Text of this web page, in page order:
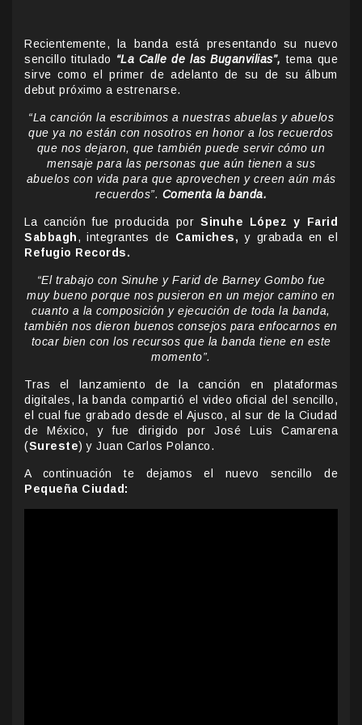
Recientemente, la banda está presentando su nuevo
sencillo titulado “La Calle de las Buganvilias”, tema que
sirve como el primer de adelanto de su de su álbum
debut próximo a estrenarse.
“La canción la escribimos a nuestras abuelas y abuelos
que ya no están con nosotros en honor a los recuerdos
que nos dejaron, que también puede servir cómo un
mensaje para las personas que aún tienen a sus
abuelos con vida para que aprovechen y creen aún más
recuerdos”. Comenta la banda.
La canción fue producida porSinuhe López y Farid
Sabbagh, integrantes de Camiches,y grabada en el
Refugio Records.
“El trabajo con Sinuhe y Farid de Barney Gombo fue
muy bueno porque nos pusieron en un mejor camino en
cuanto a la composición y ejecución de toda la banda,
también nos dieron buenos consejos para enfocarnos en
tocar bien con los recursos que la banda tiene en este
momento”.
Tras el lanzamiento de la canción en plataformas
digitales, la banda compartió el video oficial del sencillo,
el cual fue grabado desde el Ajusco, al sur de la Ciudad
de México, y fue dirigido por José Luis Camarena
(Sureste) y Juan Carlos Polanco.
A continuación te dejamos el nuevo sencillo de
Pequeña Ciudad: